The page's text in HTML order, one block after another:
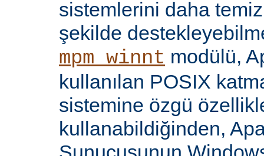
sistemlerini daha
şekilde
mpm_winnt modülü,
kullanılan POSIX
sistemine özgü
kullanabildiğinden,